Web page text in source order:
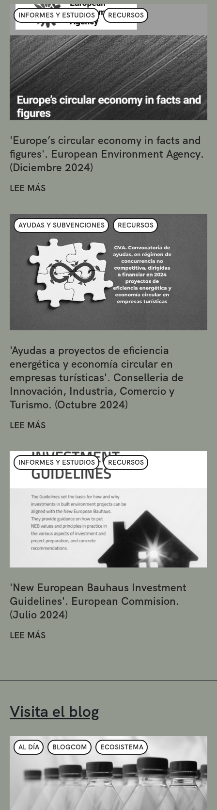
INFORMES Y ESTUDIOS RECURSOS
'Europe’s circular economy in facts and
figures'. European Environment Agency.
(Diciembre 2024)
LEE MÁS
AYUDAS Y SUBVENCIONES RECURSOS
'Ayudas a proyectos de eficiencia
energética y economía circular en
empresas turísticas'. Conselleria de
Innovación, Industria, Comercio y
Turismo. (Octubre 2024)
LEE MÁS
INFORMES Y ESTUDIOS RECURSOS
'New European Bauhaus Investment
Guidelines'. European Commision.
(Julio 2024)
LEE MÁS
Visita el blog
AL DÍA BLOGCOM ECOSISTEMA